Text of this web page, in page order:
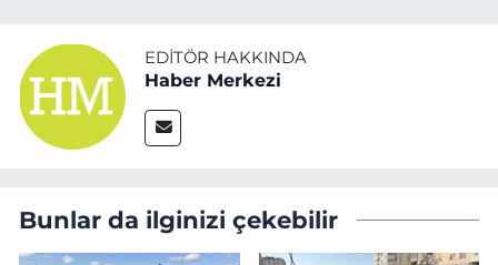
EDITÖR HAKKINDA
Haber Merkezi
Bunlar da ilginizi çekebilir